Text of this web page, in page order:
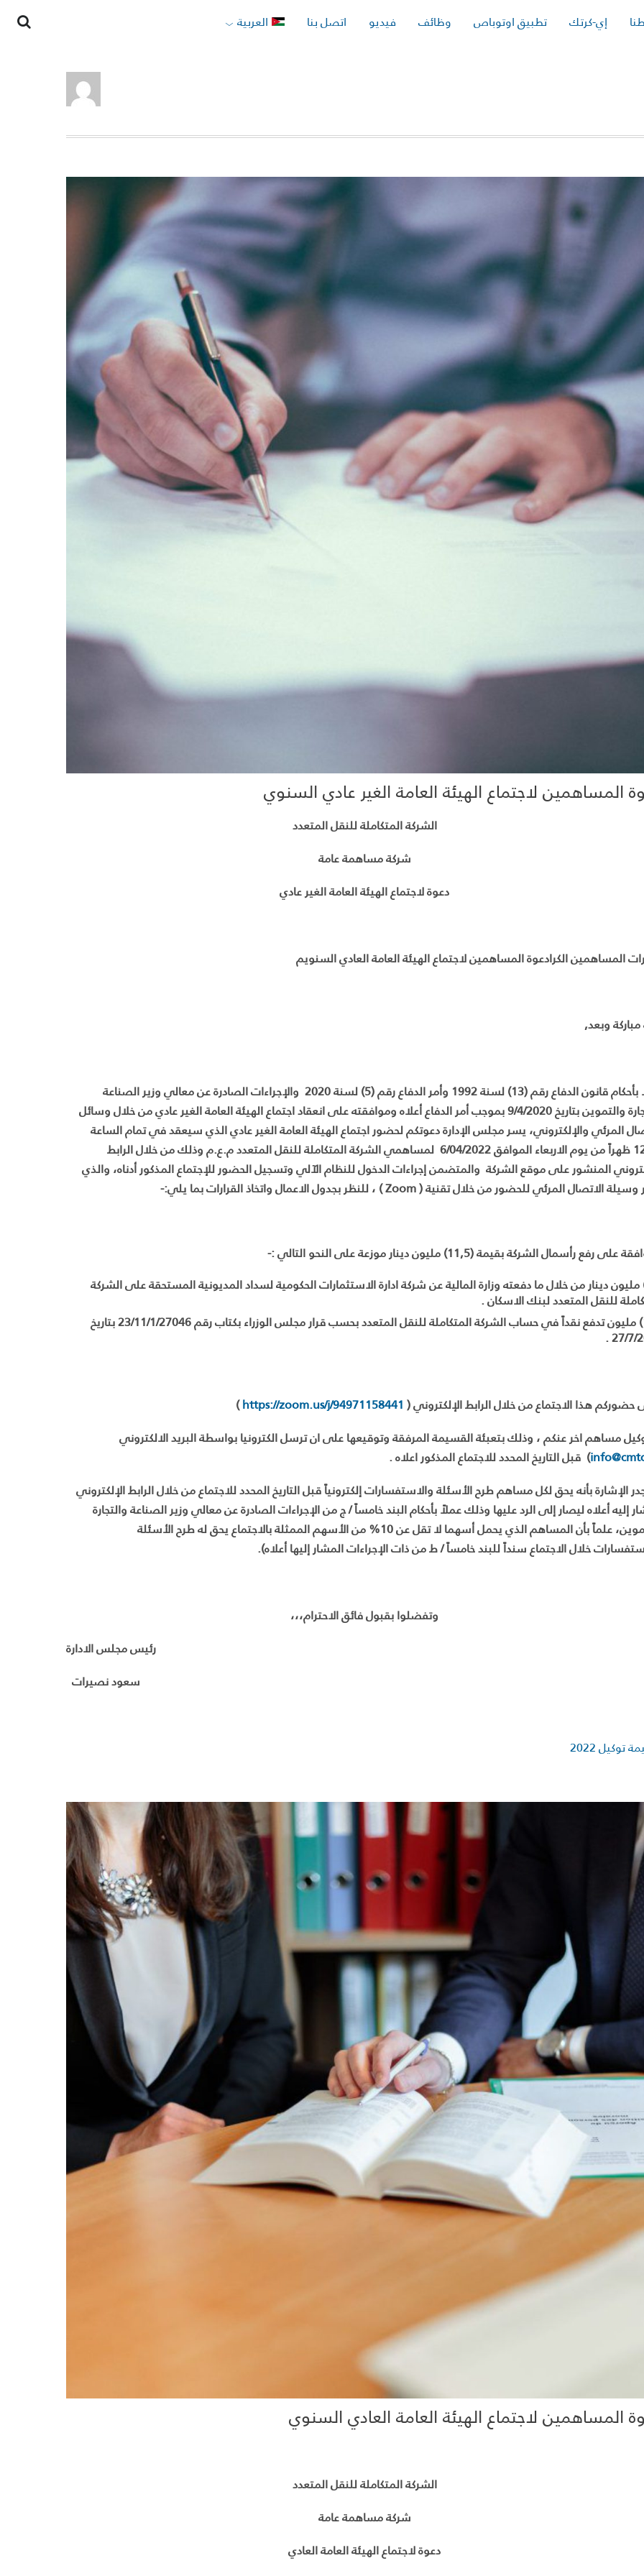
إي-كرتك تطبيق اوتوباص وظائف فيديو اتصل بنا العربية
المساهمين لاجتماع الهيئة العامة الغير عادي السنوي
الشركة المتكاملة للنقل المتعدد
شركة مساهمة عامة
دعوة لاجتماع الهيئة العامة الغير عادي
المساهمين الكرادعوة المساهمين لاجتماع الهيئة العامة العادي السنويم
مباركة وبعد,
عملاً بأحكام قانون الدفاع رقم (13) لسنة 1992 وأمر الدفاع رقم (5) لسنة 2020 والإجراءات الصادرة عن معالي وزير الصناعة
والتجارة والتموين بتاريخ 9/4/2020 بموجب أمر الدفاع أعلاه وموافقته على انعقاد اجتماع الهيئة العامة الغير عادي من خلال وسائل
المرئي والإلكتروني، يسر مجلس الإدارة دعوتكم لحضور اجتماع الهيئة العامة الغير عادي الذي سيعقد في تمام الساعة
12:00 ظهراً من يوم الاربعاء الموافق 6/04/2022 لمساهمي الشركة المتكاملة للنقل المتعدد م.ع.م وذلك من خلال الرابط
المنشور على موقع الشركة والمتضمن إجراءات الدخول للنظام الآلي وتسجيل الحضور للإجتماع المذكور أدناه، والذي
وسيلة الاتصال المرئي للحضور من خلال تقنية ( Zoom ) ، للنظر بجدول الاعمال واتخاذ القرارات بما يلي:-
على رفع رأسمال الشركة بقيمة (11,5) مليون دينار موزعة على النحو التالي :-
مليون دينار من خلال ما دفعته وزارة المالية عن شركة ادارة الاستثمارات الحكومية لسداد المديونية المستحقة على الشركة
للنقل المتعدد لبنك الاسكان .
(1,5) مليون تدفع نقداً في حساب الشركة المتكاملة للنقل المتعدد بحسب قرار مجلس الوزراء بكتاب رقم 23/11/1/27046 بتاريخ
27/7/
حضوركم هذا الاجتماع من خلال الرابط الإلكتروني (
https://zoom.us/j/94971158441
)
مساهم اخر عنكم ، وذلك بتعبئة القسيمة المرفقة وتوقيعها على ان ترسل الكترونيا بواسطة البريد الالكتروني
) قبل التاريخ المحدد للاجتماع المذكور اعلاه .
الإشارة بأنه يحق لكل مساهم طرح الأسئلة والاستفسارات إلكترونياً قبل التاريخ المحدد للاجتماع من خلال الرابط الإلكتروني
إليه أعلاه ليصار إلى الرد عليها وذلك عملاً بأحكام البند خامساً / ج من الإجراءات الصادرة عن معالي وزير الصناعة والتجارة
والتموين، علماً بأن المساهم الذي يحمل أسهما لا تقل عن 10% من الأسهم الممثلة بالاجتماع يحق له طرح الأسئلة
خلال الاجتماع سنداً للبند خامساً / ط من ذات الإجراءات المشار إليها أعلاه).
وتفضلوا بقبول فائق الاحترام،،،
رئيس مجلس الادارة
سعود نصيرات
توكيل 2022
المساهمين لاجتماع الهيئة العامة العادي السنوي
الشركة المتكاملة للنقل المتعدد
شركة مساهمة عامة
دعوة لاجتماع الهيئة العامة العادي